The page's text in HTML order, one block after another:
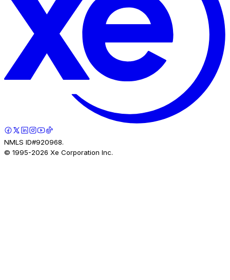
NMLS ID#920968.
© 1995-2026 Xe Corporation Inc.